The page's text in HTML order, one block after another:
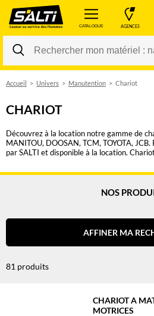
CATALOGUE AGENCES
Accueil Univers Manutention Chariot
CHARIOT
Découvrez à la location notre gamme de
MANITOU, DOOSAN, TCM, TOYOTA,
par SALTI et disponible à la location.
télescopiques. Transportez des charges
matériel, hauteur de levage, capacité,
télescopique sont également disponibles :
NOS
AFFINER MA
81 produits
CHARIOT A
MOTRICES